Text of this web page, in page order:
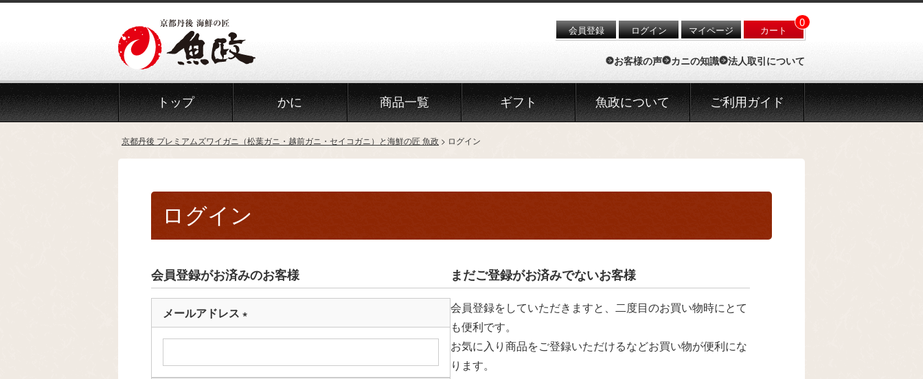
会員登録 ログイン マイページ カート
0
お客様の声 カニの知識 法人取引について
トップ かに 商品一覧 ギフト 魚政について ご利用ガイド
京都丹後 プレミアムズワイガニ（松葉ガニ・越前ガニ・セイコガニ）と海鮮の匠 魚政 ログイン
ログイン
会員登録がお済みのお客様
メールアドレス
(
須
まだご登録がお済みでないお客様
会員登録をしていただきますと、二度目のお買い物時にとて
も便利です。
お気に入り商品をご登録いただけるなどお買い物が便利にな
ります。